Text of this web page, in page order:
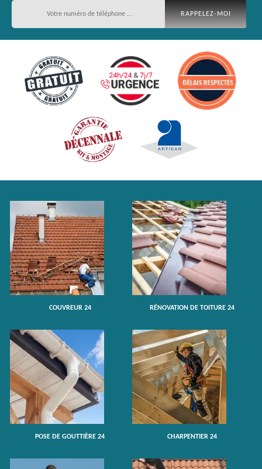
COUVREUR 24 RÉNOVATION DE TOITURE 24
POSE DE GOUTTIÈRE 24 CHARPENTIER 24